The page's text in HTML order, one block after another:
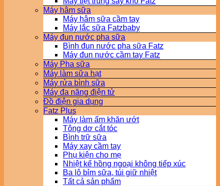
Máy hâm sữa
Máy hâm sữa cầm tay
Máy lắc sữa Fatzbaby
Máy đun nước pha sữa
Bình đun nước pha sữa Fatz
Máy đun nước cầm tay Fatz
Máy Pha sữa
Máy làm sữa hạt
Máy rửa bình sữa
Máy đa năng điện tử
Đồ điện gia dụng
Fatz Plus
Máy làm ấm khăn ướt
Tông dơ cắt tóc
Bình trữ sữa
Máy xay cầm tay
Phụ kiện cho mẹ
Nhiệt kế hồng ngoại không tiếp xúc
Ba lô bỉm sữa, túi giữ nhiệt
Tất cả sản phẩm